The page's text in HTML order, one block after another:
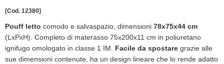
[Cod. 12380]
Pouff letto comodo e salvaspazio, dimensioni 78x75x44 cm
(LxPxH). Completo di materasso 75x200x11 cm in poliuretano
ignifugo omologato in classe 1 IM. Facile da spostare grazie alle
sue dimensioni contenute, ha un design lineare che lo rende adatto